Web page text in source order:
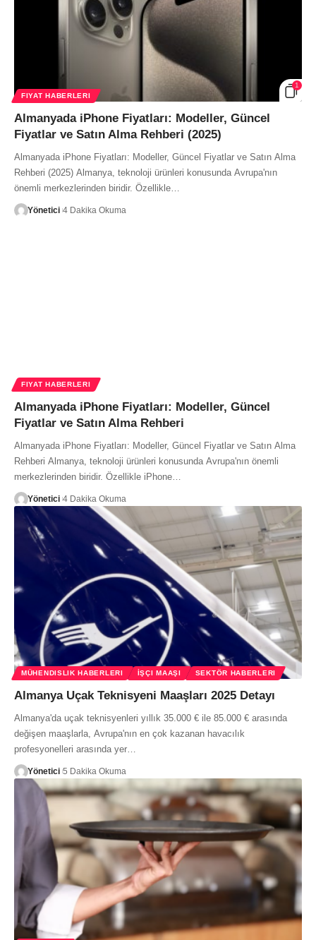
1
FIYAT HABERLERI
Almanyada iPhone Fiyatları: Modeller, Güncel
Fiyatlar ve Satın Alma Rehberi (2025)
Almanyada iPhone Fiyatları: Modeller, Güncel Fiyatlar ve Satın Alma
Rehberi (2025) Almanya, teknoloji ürünleri konusunda Avrupa'nın
önemli merkezlerinden biridir. Özellikle…
Yönetici 4 Dakika Okuma
FIYAT HABERLERI
Almanyada iPhone Fiyatları: Modeller, Güncel
Fiyatlar ve Satın Alma Rehberi
Almanyada iPhone Fiyatları: Modeller, Güncel Fiyatlar ve Satın Alma
Rehberi Almanya, teknoloji ürünleri konusunda Avrupa'nın önemli
merkezlerinden biridir. Özellikle iPhone…
Yönetici 4 Dakika Okuma
MÜHENDISLIK HABERLERI İŞÇI MAAŞI SEKTÖR HABERLERI
Almanya Uçak Teknisyeni Maaşları 2025 Detayı
Almanya'da uçak teknisyenleri yıllık 35.000 € ile 85.000 € arasında
değişen maaşlarla, Avrupa'nın en çok kazanan havacılık
profesyonelleri arasında yer…
Yönetici 5 Dakika Okuma